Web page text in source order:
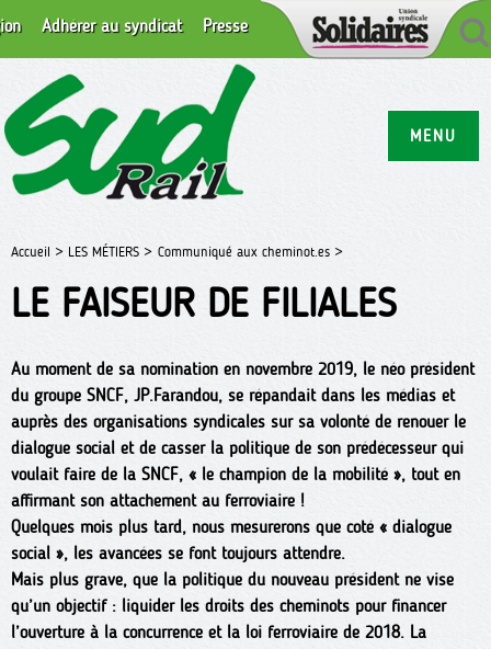
MENU
Adhérer au syndicat Presse
Accueil > LES MÉTIERS > Communiqué aux cheminot.es >
LE FAISEUR DE FILIALES
Au moment de sa nomination en novembre 2019, le néo président
du groupe SNCF, JP.Farandou, se répandait dans les médias et
auprès des organisations syndicales sur sa volonté de renouer le
dialogue social et de casser la politique de son prédécesseur qui
voulait faire de la SNCF, « le champion de la mobilité », tout en
affirmant son attachement au ferroviaire !
Quelques mois plus tard, nous mesurerons que coté « dialogue
social », les avancées se font toujours attendre.
Mais plus grave, que la politique du nouveau président ne vise
qu’un objectif : liquider les droits des cheminots pour financer
l’ouverture à la concurrence et la loi ferroviaire de 2018. La